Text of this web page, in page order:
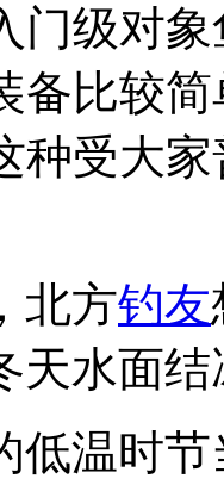
门级对
备比较
种受大
北方钓友
天水面
低温时